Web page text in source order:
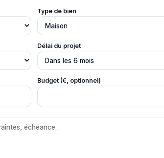
Type de bien
Délai du projet
Budget (€, optionnel)